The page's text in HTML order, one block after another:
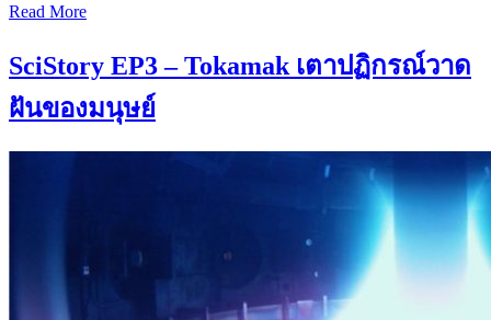
Read More
SciStory EP3 – Tokamak เตาปฏิกรณ์วาด
ฝันของมนุษย์